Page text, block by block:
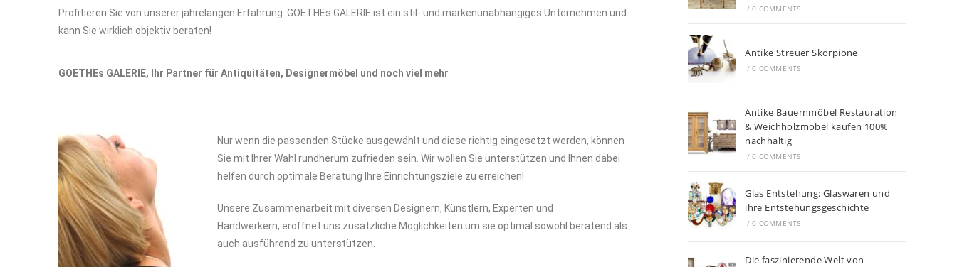
Profitieren Sie von unserer jahrelangen Erfahrung. GOETHEs GALERIE ist ein stil- und markenunabhängiges Unternehmen und
kann Sie wirklich objektiv beraten!
GOETHEs GALERIE, Ihr Partner für Antiquitäten, Designermöbel und noch viel mehr
Nur wenn die passenden Stücke ausgewählt und diese richtig eingesetzt werden, können
Sie mit Ihrer Wahl rundherum zufrieden sein. Wir wollen Sie unterstützen und Ihnen dabei
helfen durch optimale Beratung Ihre Einrichtungsziele zu erreichen!
Unsere Zusammenarbeit mit diversen Designern, Künstlern, Experten und
Handwerkern, eröffnet uns zusätzliche Möglichkeiten um sie optimal sowohl beratend als
auch ausführend zu unterstützen.
/ 0 COMMENTS
Antike Streuer Skorpione
/ 0 COMMENTS
Antike Bauernmöbel Restauration
& Weichholzmöbel kaufen 100%
nachhaltig
/ 0 COMMENTS
Glas Entstehung: Glaswaren und
ihre Entstehungsgeschichte
/ 0 COMMENTS
Die faszinierende Welt von